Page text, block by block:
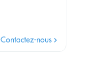
Contactez-nous